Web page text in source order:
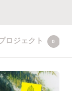
ロジェクト 0